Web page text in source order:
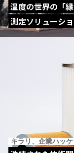
温度の世界の「
測定ソリューシ
キラリ、企業ハッケ